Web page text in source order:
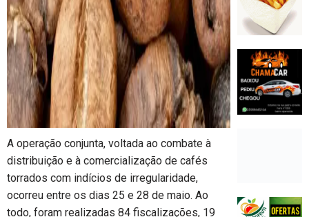
A operação conjunta, voltada ao combate à
distribuição e à comercialização de cafés
torrados com indícios de irregularidade,
ocorreu entre os dias 25 e 28 de maio. Ao
todo, foram realizadas 84 fiscalizações, 19